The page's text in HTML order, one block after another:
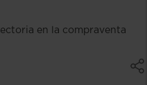
en la compraventa